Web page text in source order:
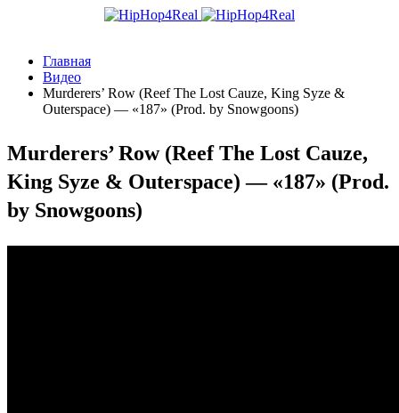
Главная
Видео
Murderers’ Row (Reef The Lost Cauze, King Syze &
Outerspace) — «187» (Prod. by Snowgoons)
Murderers’ Row (Reef The Lost Cauze,
King Syze & Outerspace) — «187» (Prod.
by Snowgoons)